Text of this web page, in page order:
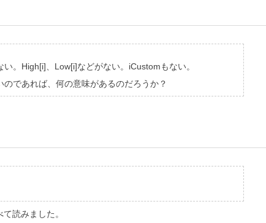
。High[i]、Low[i]などがない。iCustomもない。
であれば、何の意味があるのだろうか？
読みました。